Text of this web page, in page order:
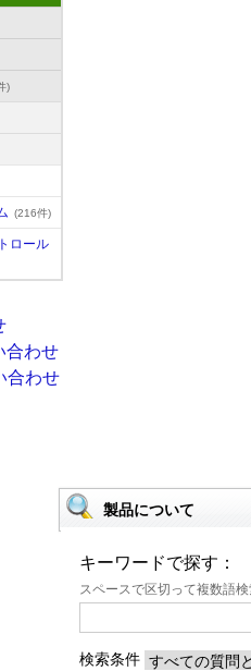
)
(216件)
ロール
製品について
キーワードで探す：
スペースで区切って複数語
検索条件